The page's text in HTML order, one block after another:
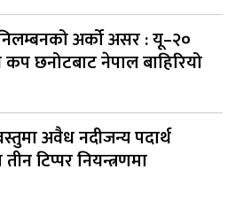
अर्को असर : यू–२०
छनोटबाट नेपाल बाहिरियो
अवैध नदीजन्य पदार्थ
टिप्पर नियन्त्रणमा